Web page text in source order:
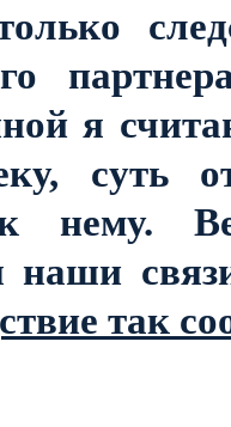
я
суть
нему.
наши
так